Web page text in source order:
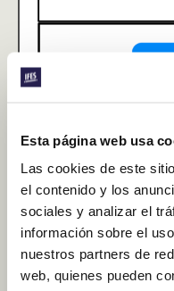
Esta página web usa
Las cookies de este
el contenido y los
sociales y analizar el
información sobre el
nuestros partners de
web, quienes pueden